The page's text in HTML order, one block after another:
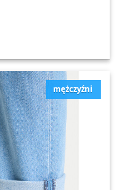
mężczyźni